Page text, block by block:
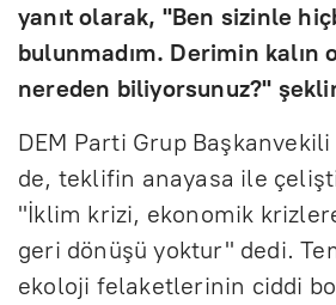
yanıt olarak, "Ben sizinle
bulunmadım. Derimin kalın
nereden biliyorsunuz?"
DEM Parti Grup
de, teklifin anayasa ile
"İklim krizi, ekonomik
geri dönüşü yoktur" dedi.
ekoloji felaketlerinin ciddi